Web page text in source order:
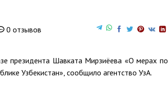
0 отзывов
президента Шавката Мирзиёева «О мерах по
Узбекистан», сообщило агентство УзА.